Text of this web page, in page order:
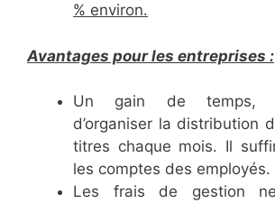
% environ.
Avantages pour les entreprises :
Un gain de temps,
d’organiser la distribution
titres chaque mois. Il
les comptes des employés.
Les frais de gestion